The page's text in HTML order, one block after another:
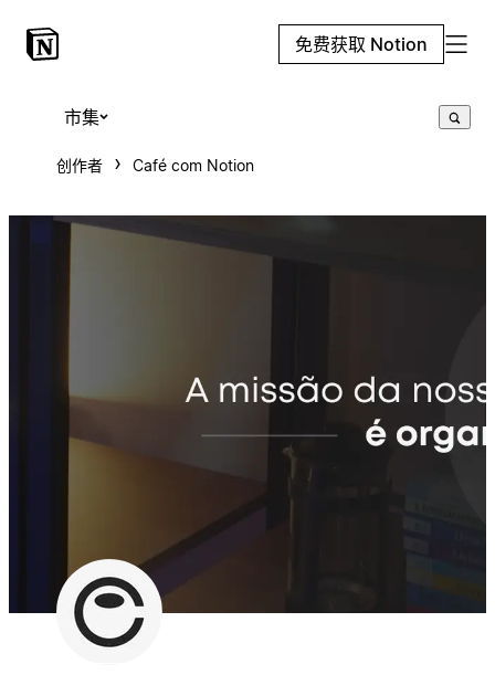
免费获取 Notion
市集
创作者 Café com Notion